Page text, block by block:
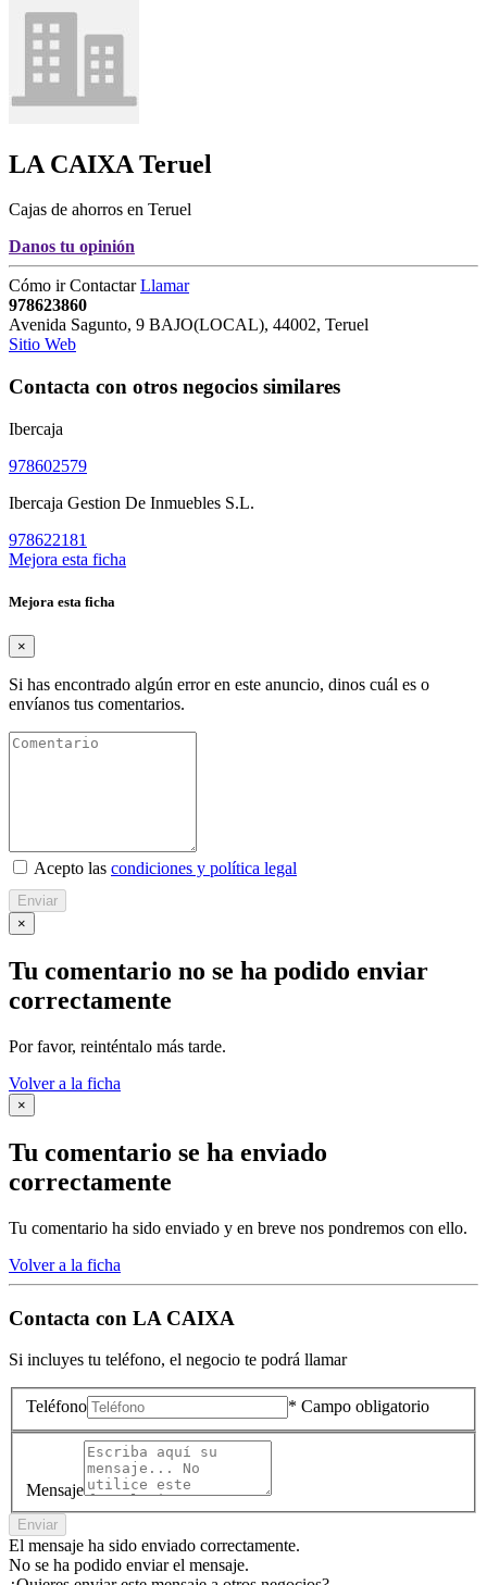
LA CAIXA Teruel
Cajas de ahorros en Teruel
Danos tu opinión
Cómo irContactarLlamar
978623860
Avenida Sagunto, 9 BAJO(LOCAL), 44002, Teruel
Sitio Web
Contacta con otros negocios similares
Ibercaja
978602579
Ibercaja Gestion De Inmuebles S.L.
978622181
Mejora esta ficha
Mejora esta ficha
×
Si has encontrado algún error en este anuncio, dinos cuál es o
envíanos tus comentarios.
Acepto las condiciones y política legal
Enviar
×
Tu comentario no se ha podido enviar
correctamente
Por favor, reinténtalo más tarde.
Volver a la ficha
×
Tu comentario se ha enviado
correctamente
Tu comentario ha sido enviado y en breve nos pondremos con ello.
Volver a la ficha
Contacta con LA CAIXA
Si incluyes tu teléfono, el negocio te podrá llamar
Teléfono * Campo obligatorio
Mensaje
Enviar
El mensaje ha sido enviado correctamente.
No se ha podido enviar el mensaje.